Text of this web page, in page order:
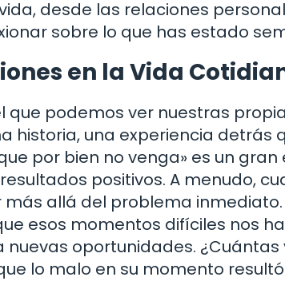
desde las relaciones
sobre lo que has estado
en la Vida
que podemos ver nuestras
historia, una experiencia detrás
por bien no venga» es un
positivos. A menudo,
allá del problema inmediato.
esos momentos difíciles nos
nuevas oportunidades.
lo malo en su momento